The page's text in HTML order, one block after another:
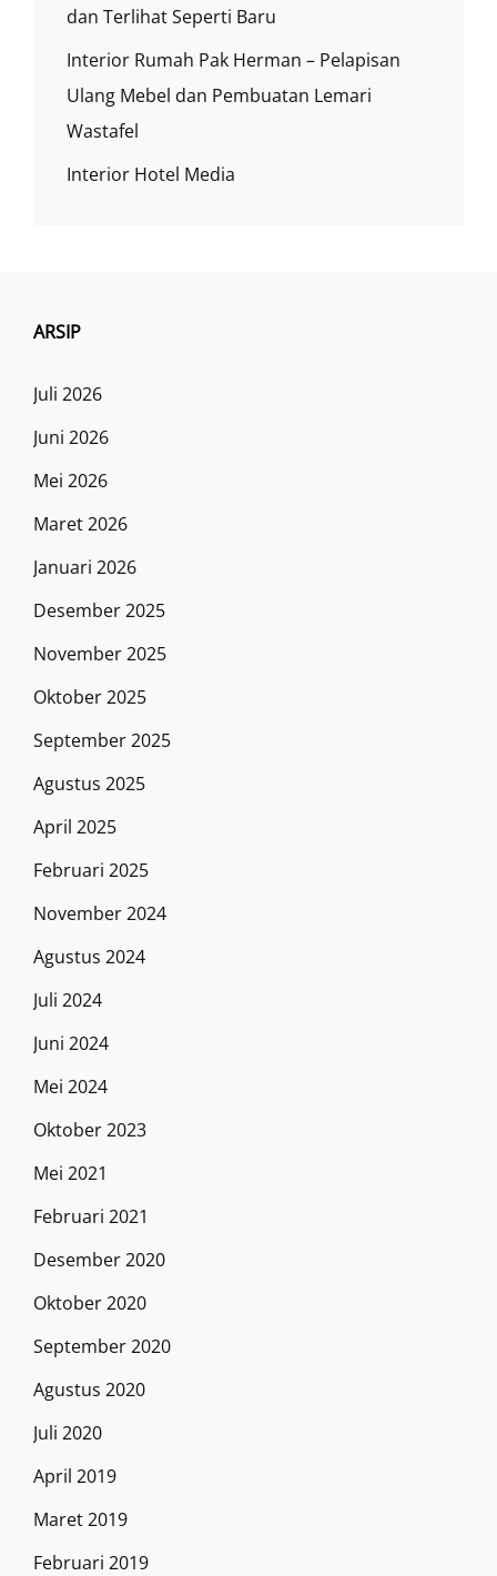
dan Terlihat Seperti Baru
Interior Rumah Pak Herman – Pelapisan
Ulang Mebel dan Pembuatan Lemari
Wastafel
Interior Hotel Media
ARSIP
Juli 2026
Juni 2026
Mei 2026
Maret 2026
Januari 2026
Desember 2025
November 2025
Oktober 2025
September 2025
Agustus 2025
April 2025
Februari 2025
November 2024
Agustus 2024
Juli 2024
Juni 2024
Mei 2024
Oktober 2023
Mei 2021
Februari 2021
Desember 2020
Oktober 2020
September 2020
Agustus 2020
Juli 2020
April 2019
Maret 2019
Februari 2019